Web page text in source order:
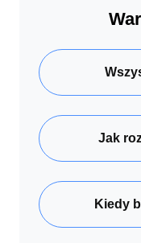
Jak
Kiedy